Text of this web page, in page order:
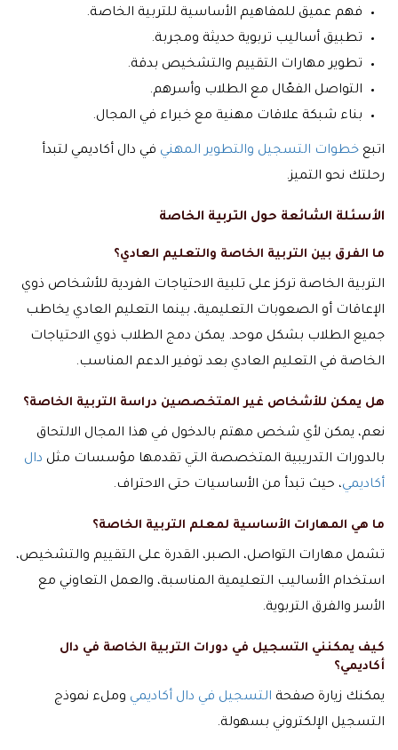
فهم عميق للمفاهيم الأساسية للتربية الخاصة.
تطبيق أساليب تربوية حديثة ومجربة.
تطوير مهارات التقييم والتشخيص بدقة.
التواصل الفعّال مع الطلاب وأسرهم.
بناء شبكة علاقات مهنية مع خبراء في المجال.
اتبع خطوات التسجيل والتطوير المهني في دال أكاديمي لتبدأ
رحلتك نحو التميز.
الأسئلة الشائعة حول التربية الخاصة
ما الفرق بين التربية الخاصة والتعليم العادي؟
التربية الخاصة تركز على تلبية الاحتياجات الفردية للأشخاص ذوي
الإعاقات أو الصعوبات التعليمية، بينما التعليم العادي يخاطب
جميع الطلاب بشكل موحد. يمكن دمج الطلاب ذوي الاحتياجات
الخاصة في التعليم العادي بعد توفير الدعم المناسب.
هل يمكن للأشخاص غير المتخصصين دراسة التربية الخاصة؟
نعم، يمكن لأي شخص مهتم بالدخول في هذا المجال الالتحاق
بالدورات التدريبية المتخصصة التي تقدمها مؤسسات مثل دال
أكاديمي، حيث تبدأ من الأساسيات حتى الاحتراف.
ما هي المهارات الأساسية لمعلم التربية الخاصة؟
تشمل مهارات التواصل، الصبر، القدرة على التقييم والتشخيص،
استخدام الأساليب التعليمية المناسبة، والعمل التعاوني مع
الأسر والفرق التربوية.
كيف يمكنني التسجيل في دورات التربية الخاصة في دال
أكاديمي؟
يمكنك زيارة صفحة التسجيل في دال أكاديمي وملء نموذج
التسجيل الإلكتروني بسهولة.